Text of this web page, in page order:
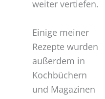
weiter vertiefen.
Einige meiner
Rezepte wurden
außerdem in
Kochbüchern
und Magazinen